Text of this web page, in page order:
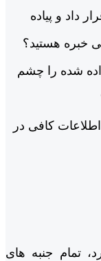
داد و پیاده
خبره هستید؟
شده را چشم
کافی در
تمام جنبه های